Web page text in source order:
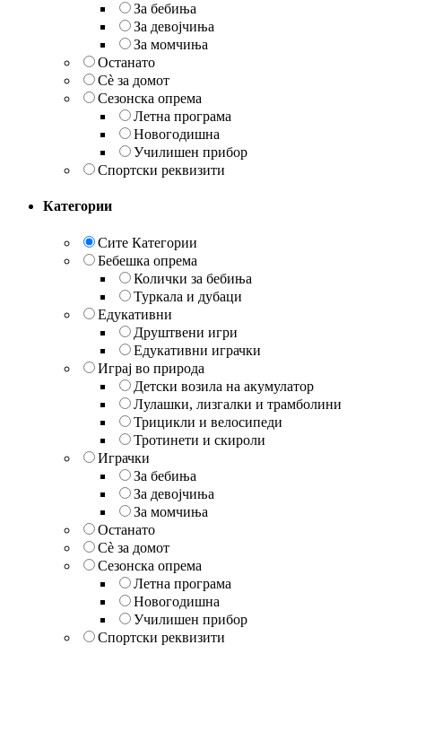
За бебиња
За девојчиња
За момчиња
Останато
Сè за домот
Сезонска опрема
Летна програма
Новогодишна
Училишен прибор
Спортски реквизити
Категории
Сите Категории
Бебешка опрема
Колички за бебиња
Туркала и дубаци
Едукативни
Друштвени игри
Едукативни играчки
Играј во природа
Детски возила на акумулатор
Лулашки, лизгалки и трамболини
Трицикли и велосипеди
Тротинети и скироли
Играчки
За бебиња
За девојчиња
За момчиња
Останато
Сè за домот
Сезонска опрема
Летна програма
Новогодишна
Училишен прибор
Спортски реквизити